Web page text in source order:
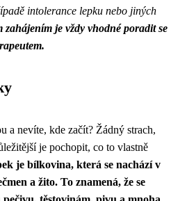
intolerance lepku nebo jiných
zahájením je vždy vhodné poradit se
a nevíte, kde začít? Žádný strach,
je pochopit, co to vlastně
je bílkovina, která se nachází v
a žito. To znamená, že se